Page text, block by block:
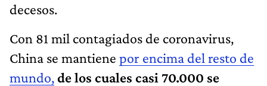
decesos.
Con 81 mil contagiados de coronavirus,
China se mantiene por encima del resto de
mundo,de los cuales casi 70.000 se